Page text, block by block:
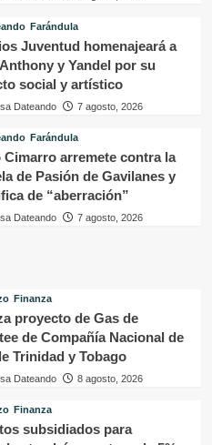
Farándula
Juventud homenajeará a
y Yandel por su
social y artístico
Dateando 7 agosto, 2026
Farándula
Cimarro arremete contra la
de Pasión de Gavilanes y
de “aberración”
Dateando 7 agosto, 2026
Finanza
proyecto de Gas de
de Compañía Nacional de
Trinidad y Tobago
Dateando 8 agosto, 2026
Finanza
subsidiados para